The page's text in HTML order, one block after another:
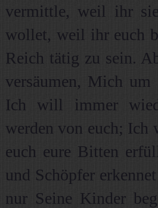
vermittle, weil ihr
wollet, weil ihr euch
Reich tätig zu sein.
versäumen, Mich um
Ich will immer
werden von euch;
euch eure Bitten
und Schöpfer
nur Seine Kinder